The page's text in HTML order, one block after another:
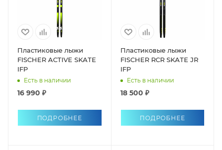
Пластиковые лыжи
FISCHER ACTIVE SKATE
IFP
Есть в наличии
16 990 ₽
ПОДРОБНЕЕ
Пластиковые лыжи
FISCHER RCR SKATE JR
IFP
Есть в наличии
18 500 ₽
ПОДРОБНЕЕ